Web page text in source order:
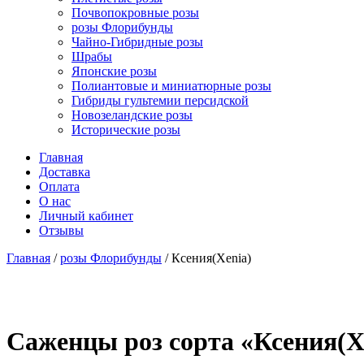
Почвопокровные розы
розы Флорибунды
Чайно-Гибридные розы
Шрабы
Японские розы
Полиантовые и миниатюрные розы
Гибриды гультемии персидской
Новозеландские розы
Исторические розы
Главная
Доставка
Оплата
О нас
Личный кабинет
Отзывы
Главная /розы Флорибунды / Ксения(Xenia)
Cаженцы роз сорта